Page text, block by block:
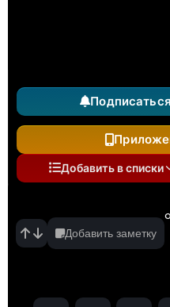
Добавить в списки
Добавить заметку